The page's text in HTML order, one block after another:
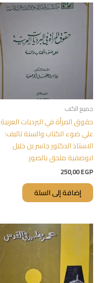
جميع الكتب
حقوق المرأة في البرديات العربية
علي ضوء الكتاب والسنة تاليف:
الاستاذ الدكتور جاسر بن خليل
ابوصفية ملحق بالصور
250,00EGP
إضافة إلى السلة